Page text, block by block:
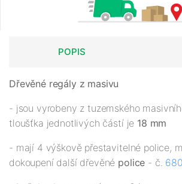
POPIS
Dřevěné regály z masivu
- jsou vyrobeny z tuzemského
tloušťka jednotlivých částí je 18 mm
- mají 4 výškově přestavitelné police,
dokoupení další dřevěné police - č.